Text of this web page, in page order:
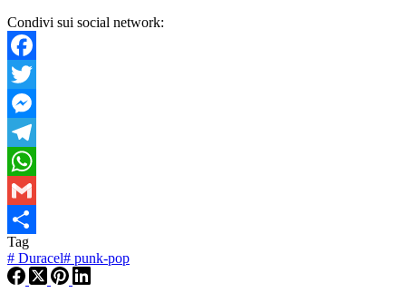
Condivi sui social network:
Facebook
Twitter
Messenger
Telegram
WhatsApp
Gmail
Condividi
Tag
# Duracel# punk-pop